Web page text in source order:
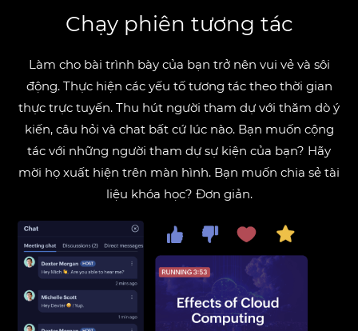
Chạy phiên tương tác
Làm cho bài trình bày của bạn trở nên vui vẻ và sôi
động. Thực hiện các yếu tố tương tác theo thời gian
thực trực tuyến. Thu hút người tham dự với thăm dò ý
kiến, câu hỏi và chat bất cứ lúc nào. Bạn muốn cộng
tác với những người tham dự sự kiện của bạn? Hãy
mời họ xuất hiện trên màn hình. Bạn muốn chia sẻ tài
liệu khóa học? Đơn giản.